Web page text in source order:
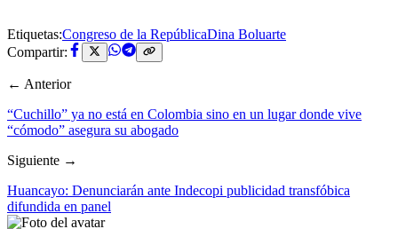
Etiquetas:Congreso de la RepúblicaDina Boluarte
Compartir:
← Anterior
“Cuchillo” ya no está en Colombia sino en un lugar donde vive
“cómodo” asegura su abogado
Siguiente →
Huancayo: Denunciarán ante Indecopi publicidad transfóbica
difundida en panel